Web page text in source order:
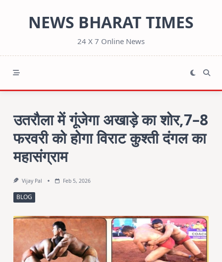
NEWS BHARAT TIMES
24 X 7 Online News
उतरौला में गूंजेगा अखाड़े का शोर,7–8
फरवरी को होगा विराट कुश्ती दंगल का
महासंग्राम
Vijay Pal Feb 5, 2026
BLOG